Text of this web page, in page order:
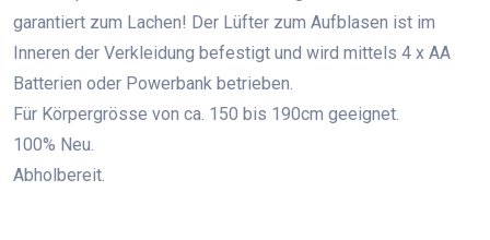
garantiert zum Lachen! Der Lüfter zum Aufblasen ist im
Inneren der Verkleidung befestigt und wird mittels 4 x AA
Batterien oder Powerbank betrieben.
Für Körpergrösse von ca. 150 bis 190cm geeignet.
100% Neu.
Abholbereit.